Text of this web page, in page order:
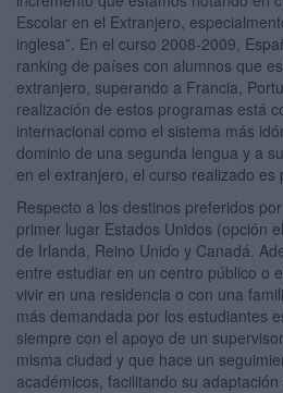
Escolar en el Extranjero,
inglesa”. En el curso 2008-2009,
ranking de países con alumnos que
extranjero, superando a Francia,
realización de estos programas está
internacional como el sistema más
dominio de una segunda lengua y a
en el extranjero, el curso realizado es
Respecto a los destinos preferidos
primer lugar Estados Unidos (opción
de Irlanda, Reino Unido y Canadá.
entre estudiar en un centro público o
vivir en una residencia o con una
más demandada por los estudiantes
siempre con el apoyo de un
misma ciudad y que hace un
académicos, facilitando su